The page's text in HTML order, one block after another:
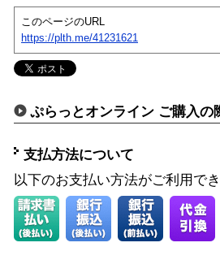
このページのURL
https://plth.me/41231621
ぷらっとオンライン ご購入の
支払方法について
以下のお支払い方法がご利用で